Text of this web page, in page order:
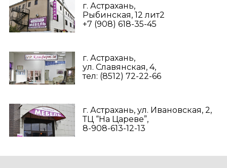
г. Астрахань,
Рыбинская, 12 лит2
+7 (908) 618-35-45‬
г. Астрахань,
ул. Славянская, 4,
тел: (8512) 72-22-66
г. Астрахань, ул. Ивановская, 2,
ТЦ “На Цареве”,
8-908-613-12-13